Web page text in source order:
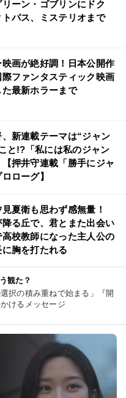
ーン・ゴブリンにドク
パス、ミステリオまで
画が絶好調！日本公開作
ファンタスティック映画
最新ホラーまで
新連載テーマは“ジャン
と!?「私には私のジャン
押井守連載「勝手にジャ
ローグ】
夏衛も思わず感無量！
降る丘で、君とまた出会い
校教師になった主人公の
胸を打たれる
観た？
選択の積み重ねで始まる」『開
けるメッセージ